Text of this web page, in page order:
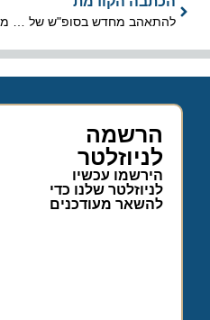
להתאהב מחדש בסופ"ש של הוולנטיין'ס דיי
הרשמה
לניוזלטר
הירשמו עכשיו
לניוזלטר שלנו כדי
להשאר מעודכנים